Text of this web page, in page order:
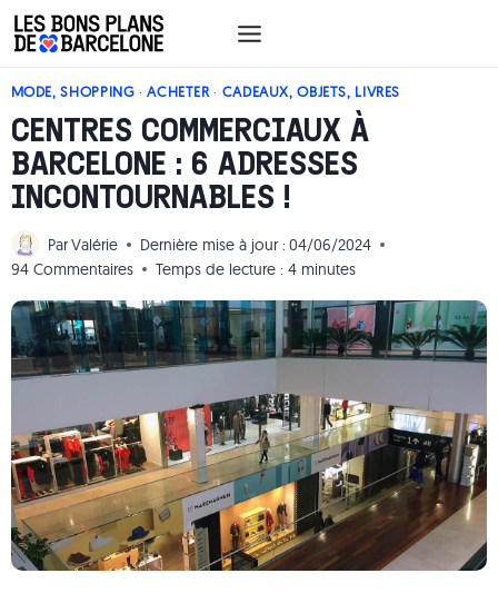
Aller
au
MODE, SHOPPING ·ACHETER · CADEAUX, OBJETS, LIVRES
CENTRES COMMERCIAUX À
BARCELONE : 6 ADRESSES
INCONTOURNABLES !
ParValérie Dernière mise à jour : 04/06/2024
94 Commentaires
Temps de lecture : 4 minutes